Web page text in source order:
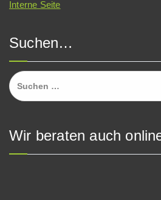
Interne Seite
Suchen…
Suchen
nach:
Wir beraten auch